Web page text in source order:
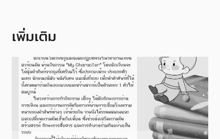
เพิ่มเติม